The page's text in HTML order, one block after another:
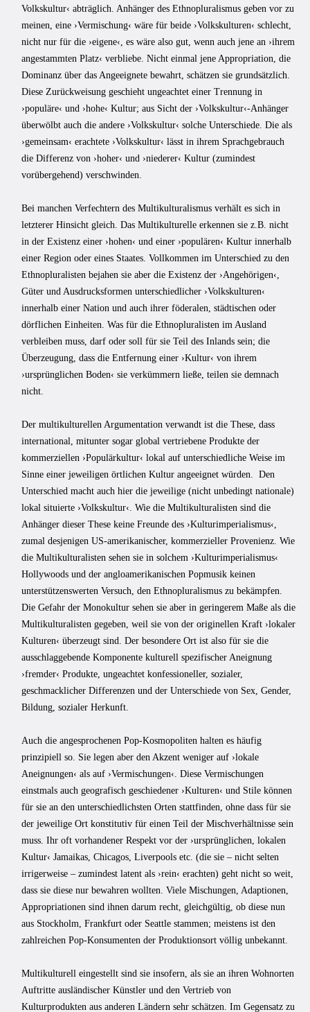
Volkskultur‹ abträglich. Anhänger des Ethnopluralismus geben vor zu
meinen, eine ›Vermischung‹ wäre für beide ›Volkskulturen‹ schlecht,
nicht nur für die ›eigene‹, es wäre also gut, wenn auch jene an ›ihrem
angestammten Platz‹ verbliebe. Nicht einmal jene Appropriation, die
Dominanz über das Angeeignete bewahrt, schätzen sie grundsätzlich.
Diese Zurückweisung geschieht ungeachtet einer Trennung in
›populäre‹ und ›hohe‹ Kultur; aus Sicht der ›Volkskultur‹-Anhänger
überwölbt auch die andere ›Volkskultur‹ solche Unterschiede. Die als
›gemeinsam‹ erachtete ›Volkskultur‹ lässt in ihrem Sprachgebrauch
die Differenz von ›hoher‹ und ›niederer‹ Kultur (zumindest
vorübergehend) verschwinden.
Bei manchen Verfechtern des Multikulturalismus verhält es sich in
letzterer Hinsicht gleich. Das Multikulturelle erkennen sie z.B. nicht
in der Existenz einer ›hohen‹ und einer ›populären‹ Kultur innerhalb
einer Region oder eines Staates. Vollkommen im Unterschied zu den
Ethnopluralisten bejahen sie aber die Existenz der ›Angehörigen‹,
Güter und Ausdrucksformen unterschiedlicher ›Volkskulturen‹
innerhalb einer Nation und auch ihrer föderalen, städtischen oder
dörflichen Einheiten. Was für die Ethnopluralisten im Ausland
verbleiben muss, darf oder soll für sie Teil des Inlands sein; die
Überzeugung, dass die Entfernung einer ›Kultur‹ von ihrem
›ursprünglichen Boden‹ sie verkümmern ließe, teilen sie demnach
nicht.
Der multikulturellen Argumentation verwandt ist die These, dass
international, mitunter sogar global vertriebene Produkte der
kommerziellen ›Populärkultur‹ lokal auf unterschiedliche Weise im
Sinne einer jeweiligen örtlichen Kultur angeeignet würden. Den
Unterschied macht auch hier die jeweilige (nicht unbedingt nationale)
lokal situierte ›Volkskultur‹. Wie die Multikulturalisten sind die
Anhänger dieser These keine Freunde des ›Kulturimperialismus‹,
zumal desjenigen US-amerikanischer, kommerzieller Provenienz. Wie
die Multikulturalisten sehen sie in solchem ›Kulturimperialismus‹
Hollywoods und der angloamerikanischen Popmusik keinen
unterstützenswerten Versuch, den Ethnopluralismus zu bekämpfen.
Die Gefahr der Monokultur sehen sie aber in geringerem Maße als die
Multikulturalisten gegeben, weil sie von der originellen Kraft ›lokaler
Kulturen‹ überzeugt sind. Der besondere Ort ist also für sie die
ausschlaggebende Komponente kulturell spezifischer Aneignung
›fremder‹ Produkte, ungeachtet konfessioneller, sozialer,
geschmacklicher Differenzen und der Unterschiede von Sex, Gender,
Bildung, sozialer Herkunft.
Auch die angesprochenen Pop-Kosmopoliten halten es häufig
prinzipiell so. Sie legen aber den Akzent weniger auf ›lokale
Aneignungen‹ als auf ›Vermischungen‹. Diese Vermischungen
einstmals auch geografisch geschiedener ›Kulturen‹ und Stile können
für sie an den unterschiedlichsten Orten stattfinden, ohne dass für sie
der jeweilige Ort konstitutiv für einen Teil der Mischverhältnisse sein
muss. Ihr oft vorhandener Respekt vor der ›ursprünglichen, lokalen
Kultur‹ Jamaikas, Chicagos, Liverpools etc. (die sie – nicht selten
irrigerweise – zumindest latent als ›rein‹ erachten) geht nicht so weit,
dass sie diese nur bewahren wollten. Viele Mischungen, Adaptionen,
Appropriationen sind ihnen darum recht, gleichgültig, ob diese nun
aus Stockholm, Frankfurt oder Seattle stammen; meistens ist den
zahlreichen Pop-Konsumenten der Produktionsort völlig unbekannt.
Multikulturell eingestellt sind sie insofern, als sie an ihren Wohnorten
Auftritte ausländischer Künstler und den Vertrieb von
Kulturprodukten aus anderen Ländern sehr schätzen. Im Gegensatz zu